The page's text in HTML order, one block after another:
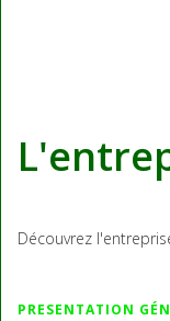
Découvrez
PRESENTATION